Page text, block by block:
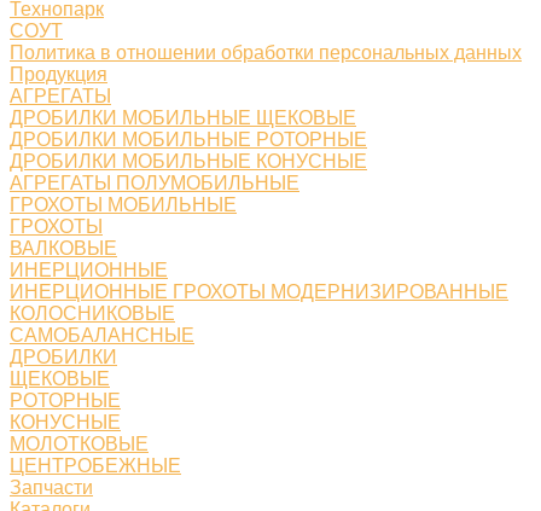
Технопарк
СОУТ
Политика в отношении обработки персональных данных
Продукция
АГРЕГАТЫ
ДРОБИЛКИ МОБИЛЬНЫЕ ЩЕКОВЫЕ
ДРОБИЛКИ МОБИЛЬНЫЕ РОТОРНЫЕ
ДРОБИЛКИ МОБИЛЬНЫЕ КОНУСНЫЕ
АГРЕГАТЫ ПОЛУМОБИЛЬНЫЕ
ГРОХОТЫ МОБИЛЬНЫЕ
ГРОХОТЫ
ВАЛКОВЫЕ
ИНЕРЦИОННЫЕ
ИНЕРЦИОННЫЕ ГРОХОТЫ МОДЕРНИЗИРОВАННЫЕ
КОЛОСНИКОВЫЕ
САМОБАЛАНСНЫЕ
ДРОБИЛКИ
ЩЕКОВЫЕ
РОТОРНЫЕ
КОНУСНЫЕ
МОЛОТКОВЫЕ
ЦЕНТРОБЕЖНЫЕ
Запчасти